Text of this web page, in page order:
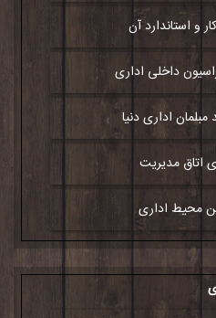
و استاندارد آن
داخلی اداری
اداری دنیا
اتاق مدیریت
محیط اداری